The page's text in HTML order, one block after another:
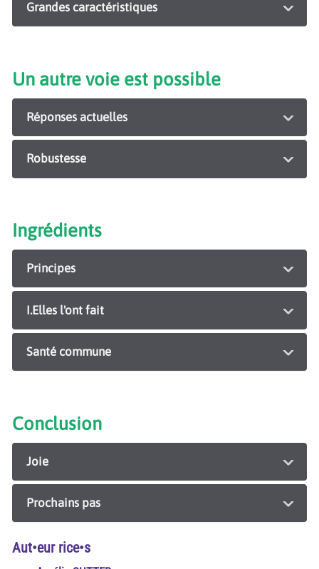
Grandes caractéristiques
Un autre voie est possible
Réponses actuelles
Robustesse
Ingrédients
Principes
I.Elles l'ont fait
Santé commune
Conclusion
Joie
Prochains pas
Aut•eur rice•s